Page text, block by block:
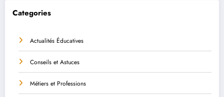
Categories
Actualités Éducatives
Conseils et Astuces
Métiers et Professions